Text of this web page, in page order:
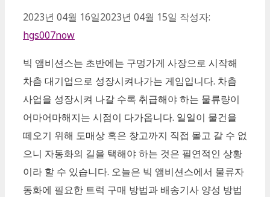
2023년 04월 16일2023년 04월 15일 작성자:
hgs007now
빅 앰비션스는 초반에는 구멍가게 사장으로 시작해
차츰 대기업으로 성장시켜나가는 게임입니다. 차츰
사업을 성장시켜 나갈 수록 취급해야 하는 물류량이
어마어마해지는 시점이 다가옵니다. 일일이 물건을
떼오기 위해 도매상 혹은 창고까지 직접 몰고 갈 수 없
으니 자동화의 길을 택해야 하는 것은 필연적인 상황
이라 할 수 있습니다. 오늘은 빅 앰비션스에서 물류자
동화에 필요한 트럭 구매 방법과 배송기사 양성 방법